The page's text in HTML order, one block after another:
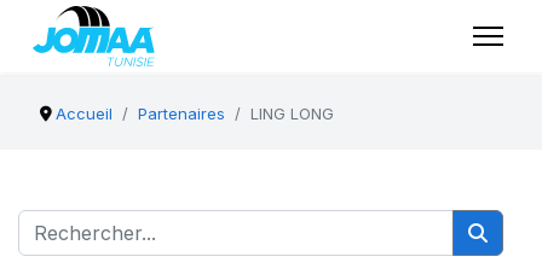
Accueil Partenaires LING LONG